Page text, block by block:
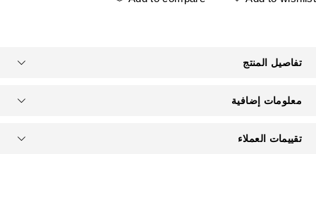
تفاصيل المنتج
معلومات إضافية
تقييمات العملاء